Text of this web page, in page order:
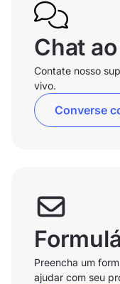
Chat
Contate nosso
vivo.
Converse
Preencha um
ajudar com seu